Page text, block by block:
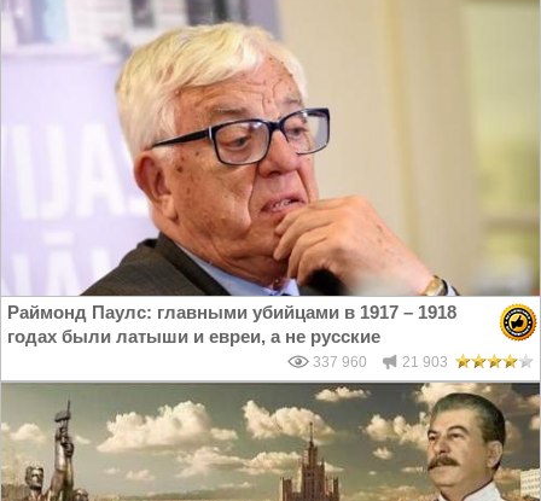
Раймонд Паулс: главными убийцами в 1917 – 1918
годах были латыши и евреи, а не русские
337 960 21 903